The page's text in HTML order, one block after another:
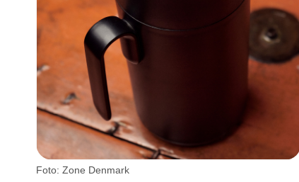
Foto: Zone Denmark